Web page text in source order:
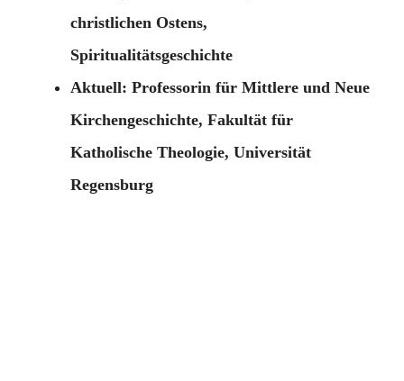
christlichen Ostens,
Spiritualitätsgeschichte
Aktuell: Professorin für Mittlere und Neue
Kirchengeschichte, Fakultät für
Katholische Theologie, Universität
Regensburg